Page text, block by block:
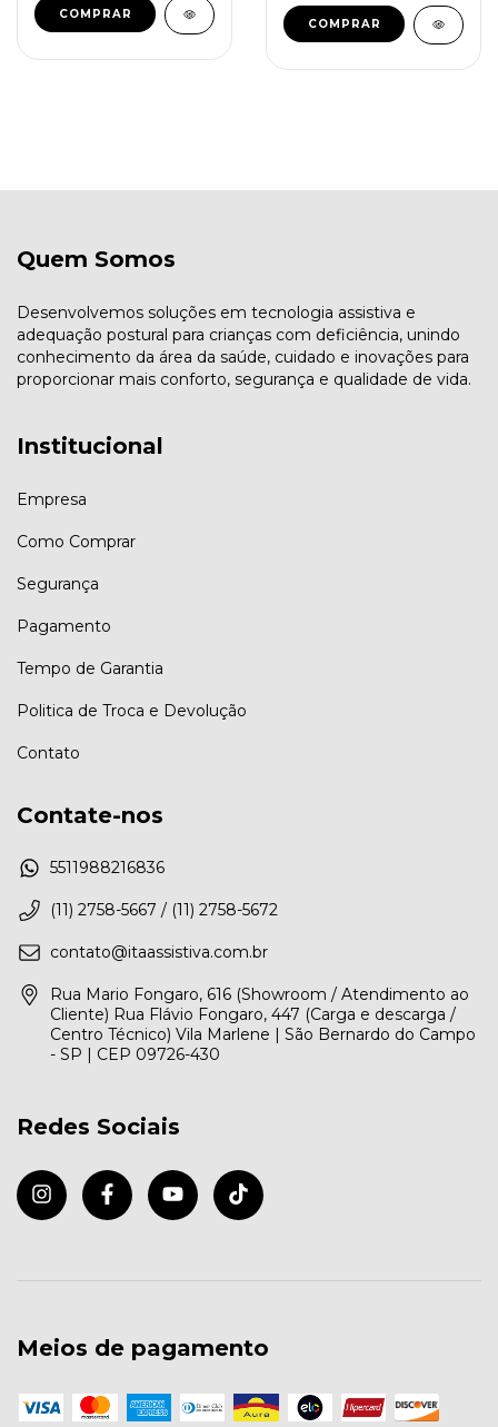
Quem Somos
Desenvolvemos soluções em tecnologia assistiva e
adequação postural para crianças com deficiência, unindo
conhecimento da área da saúde, cuidado e inovações para
proporcionar mais conforto, segurança e qualidade de vida.
Institucional
Empresa
Como Comprar
Segurança
Pagamento
Tempo de Garantia
Politica de Troca e Devolução
Contato
Contate-nos
5511988216836
(11) 2758-5667 / (11) 2758-5672
contato@itaassistiva.com.br
Rua Mario Fongaro, 616 (Showroom / Atendimento ao
Cliente) Rua Flávio Fongaro, 447 (Carga e descarga /
Centro Técnico) Vila Marlene | São Bernardo do Campo
- SP | CEP 09726-430
Redes Sociais
Meios de pagamento